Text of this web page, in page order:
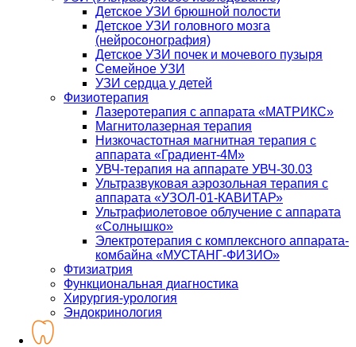
Детское УЗИ брюшной полости
Детское УЗИ головного мозга
(нейросонография)
Детское УЗИ почек и мочевого пузыря
Семейное УЗИ
УЗИ сердца у детей
Физиотерапия
Лазеротерапия с аппарата «МАТРИКС»
Магнитолазерная терапия
Низкочастотная магнитная терапия с
аппарата «Градиент-4М»
УВЧ-терапия на аппарате УВЧ-30.03
Ультразвуковая аэрозольная терапия с
аппарата «УЗОЛ-01-КАВИТАР»
Ультрафиолетовое облучение с аппарата
«Солнышко»
Электротерапия с комплексного аппарата-
комбайна «МУСТАНГ-ФИЗИО»
Фтизиатрия
Функциональная диагностика
Хирургия-урология
Эндокринология